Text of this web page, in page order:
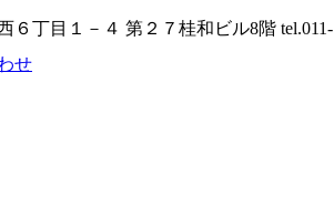
６丁目１－４ 第２７桂和ビル8階 tel.011-
せ